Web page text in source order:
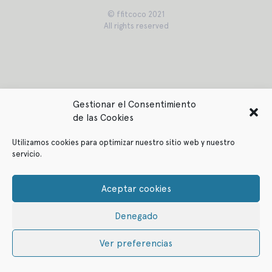
Gestionar el Consentimiento
de las Cookies
Utilizamos cookies para optimizar nuestro sitio web y nuestro
servicio.
Aceptar cookies
Denegado
Ver preferencias
© ffitcoco 2021
All rights reserved